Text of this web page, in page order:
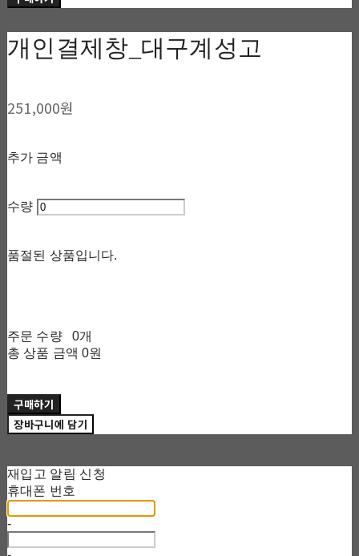
개인결제창_대구계성고
251,000원
추가 금액
수량
품절된 상품입니다.
주문 수량
0개
총 상품 금액 0원
구매하기
장바구니에 담기
재입고 알림 신청
휴대폰 번호
-